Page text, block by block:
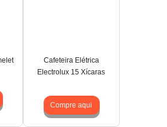
Cafeteira Elétrica
Electrolux 15 Xícaras
Compre aqui